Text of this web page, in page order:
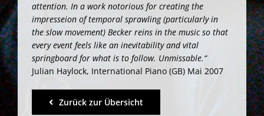
attention. In a work notorious for creating the
impresseion of temporal sprawling (particularly in
the slow movement) Becker reins in the music so that
every event feels like an inevitability and vital
springboard for what is to follow. Unmissable.“
Julian Haylock, International Piano (GB) Mai 2007
Zurück zur Übersicht